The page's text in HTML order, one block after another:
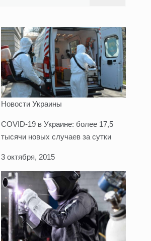
Новости Украины
COVID-19 в Украине: более 17,5
тысячи новых случаев за сутки
3 октября, 2015